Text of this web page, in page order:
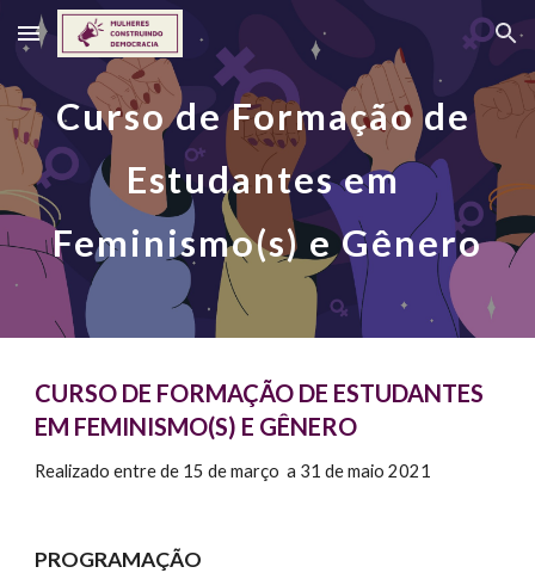
Skip to main content Skip to navigation
Curso de Formação de
Estudantes em
Feminismo(s) e Gênero
CURSO DE FORMAÇÃO DE ESTUDANTES
EM FEMINISMO(S) E GÊNERO
Realizado entre de 15 de março  a 31 de maio 2021
PROGRAMAÇÃO